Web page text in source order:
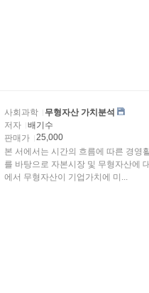
사회과학
무형자산 가치분석
저자
배기수
판매가
25,000
본 서에서는 시간의 흐름에 따른 경영
를 바탕으로 자본시장 및 무형자산에
에서 무형자산이 기업가치에 미...